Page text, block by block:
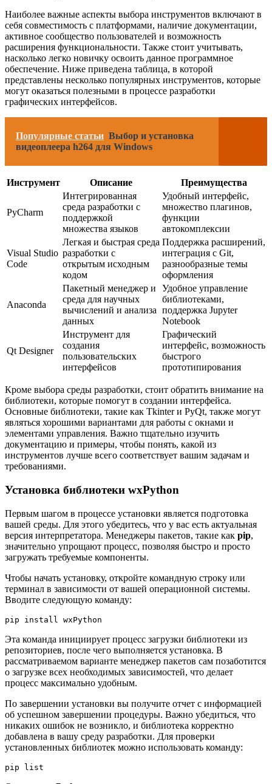
Наиболее важные аспекты выбора инструментов включают в
себя совместимость с платформами, наличие документации,
активное сообщество пользователей и возможность
расширения функциональности. Также стоит учитывать,
насколько легко новичку освоить данное программное
обеспечение. Ниже приведена таблица, в которой
представлены несколько популярных инструментов, которые
могут оказаться полезными в процессе разработки
графических интерфейсов.
Популярные статьи Выбор и установка
видеоплеера h264 для Windows
Инструмент Описание Преимущества
PyCharm
Интегрированная
среда разработки с
поддержкой
множества языков
Удобный интерфейс,
множество плагинов,
функции
автокомплексии
Visual Studio
Code
Легкая и быстрая среда
разработки с
открытым исходным
кодом
Поддержка расширений,
интеграция с Git,
разнообразные темы
оформления
Anaconda
Пакетный менеджер и
среда для научных
вычислений и анализа
данных
Удобное управление
библиотеками,
поддержка Jupyter
Notebook
Qt Designer
Инструмент для
создания
пользовательских
интерфейсов
Графический
интерфейс, возможность
быстрого
прототипирования
Кроме выбора среды разработки, стоит обратить внимание на
библиотеки, которые помогут в создании интерфейса.
Основные библиотеки, такие как Tkinter и PyQt, также могут
являться хорошими вариантами для работы с окнами и
элементами управления. Важно тщательно изучить
документацию и примеры, чтобы понять, какой из
инструментов лучше всего соответствует вашим задачам и
требованиями.
Установка библиотеки wxPython
Первым шагом в процессе установки является подготовка
вашей среды. Для этого убедитесь, что у вас есть актуальная
версия интерпретатора. Менеджеры пакетов, такие как pip,
значительно упрощают процесс, позволяя быстро и просто
загружать требуемые компоненты.
Чтобы начать установку, откройте командную строку или
терминал в зависимости от вашей операционной системы.
Вводите следующую команду:
pip install wxPython
Эта команда инициирует процесс загрузки библиотеки из
репозиториев, после чего выполняется установка. В
рассматриваемом варианте менеджер пакетов сам позаботится
о загрузке всех необходимых зависимостей, что делает
процесс максимально удобным.
По завершении установки вы получите отчет с информацией
об успешном завершении процедуры. Важно убедиться, что
никаких ошибок не возникло, и библиотека корректно
добавлена в вашу среду разработки. Для проверки
установленных библиотек можно использовать команду:
pip list